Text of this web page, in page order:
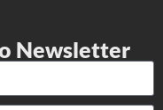
Newsletter